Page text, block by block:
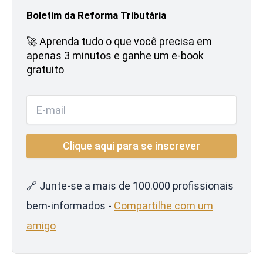
Boletim da Reforma Tributária
🚀 Aprenda tudo o que você precisa em
apenas 3 minutos e ganhe um e-book
gratuito
🔗 Junte-se a mais de 100.000 profissionais
bem-informados - Compartilhe com um
amigo